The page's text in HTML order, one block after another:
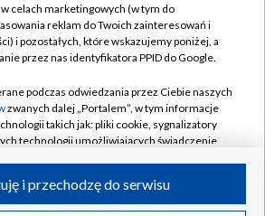
Biuro Reklamy
Oferta Handlowa
Emisja w TVP
Rada Programowa
przetargowe
Akademia Telewizyjna
Moje zgody
Biuro reklamy
Kanały
Polska Spółka Akcyjna w likwidacji
w celach marketingowych (w tym do
reklam do Twoich zainteresowań i
i pozostałych, które wskazujemy poniżej, a
przez nas identyfikatora PPID do Google.
podczas odwiedzania przez Ciebie naszych
zwanych dalej „Portalem”, w tym informacje
takich jak: pliki cookie, sygnalizatory
technologii umożliwiających świadczenie
i przechodzę do serwisu